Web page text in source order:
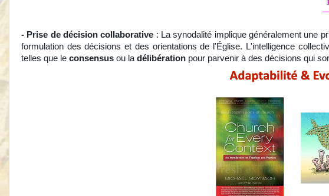
- Prise de décision collaborative : La synodalité implique généralement une
formulation des décisions et des orientations de l'Église. L'intelligence
telles que le consensus ou la délibération pour parvenir à des décisions qui